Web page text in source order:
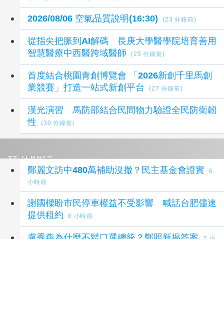
2026/08/06 空氣品質說明(16:30) (23 分鐘前)
從指尖把脈到AI解碼 長庚大學醫學院培育善用
智慧醫療中西醫跨域醫師
(25 分鐘前)
首度結合桃園青創博覽會 「2026新創千里馬創
業競賽」打造一站式新創平台
(27 分鐘前)
漢光演習 馬防部結合民間物力驗證全民防衛韌
性
(30 分鐘前)
延伸閱讀
鄭麗文訪中480萬補助沒撤？民主基金會證實
6
小時前
謝國樑盼市民停車權益不受影響 喊話台肥儘速
提供租約
6 小時前
盧秀燕為什麼不鬆口選總統？鄭照新揭答案
7 小